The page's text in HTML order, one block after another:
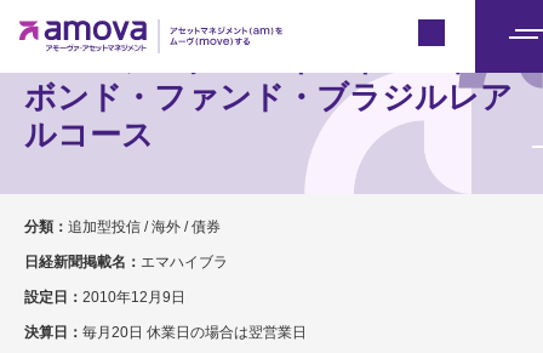
ニ
エマージング・ハイ・イールド・
ボンド・ファンド・ブラジルレア
ルコース
分類： 追加型投信 / 海外 / 債券
日経新聞掲載名： エマハイブラ
設定日： 2010年12月9日
決算日： 毎月20日 休業日の場合は翌営業日